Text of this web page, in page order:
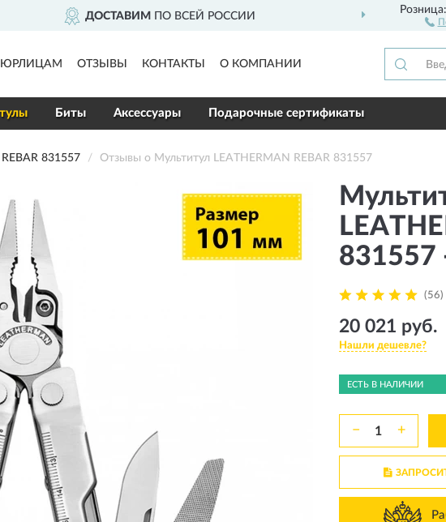
ДОСТАВИМ ПО ВСЕЙ РОССИИ
ЮРЛИЦАМ ОТЗЫВЫ КОНТАКТЫ О КОМПАНИИ
Биты Аксессуары Подарочные сертификаты
831557 Отзывы о Мультитул LEATHERMAN REBAR 831557
831557
(56)
20 021 руб.
Нашли дешевле?
ЕСТЬ В НАЛИЧИИ
− +